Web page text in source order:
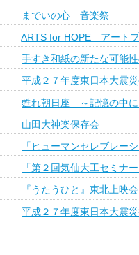
までいの心 音楽祭
ARTS for HOPE アートプ
手すき和紙の新たな可能
平成２７年度東日本大震
甦れ朝日座 ～記憶の中に
山田大神楽保存会
「ヒューマンセレブレー
「第２回気仙大工セミナ
『うたうひと』東北上映
平成２７年度東日本大震